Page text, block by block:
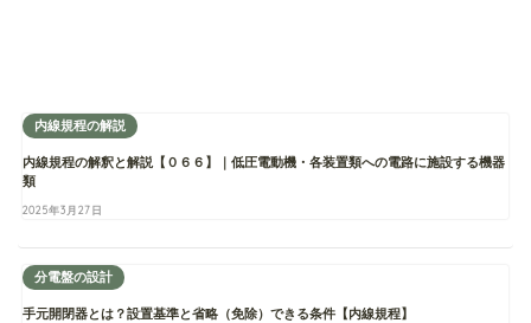
内線規程の解説
内線規程の解釈と解説【０６６】｜低圧電動機・各装置類への電路に施設する機器
類
2025年3月27日
分電盤の設計
手元開閉器とは？設置基準と省略（免除）できる条件【内線規程】